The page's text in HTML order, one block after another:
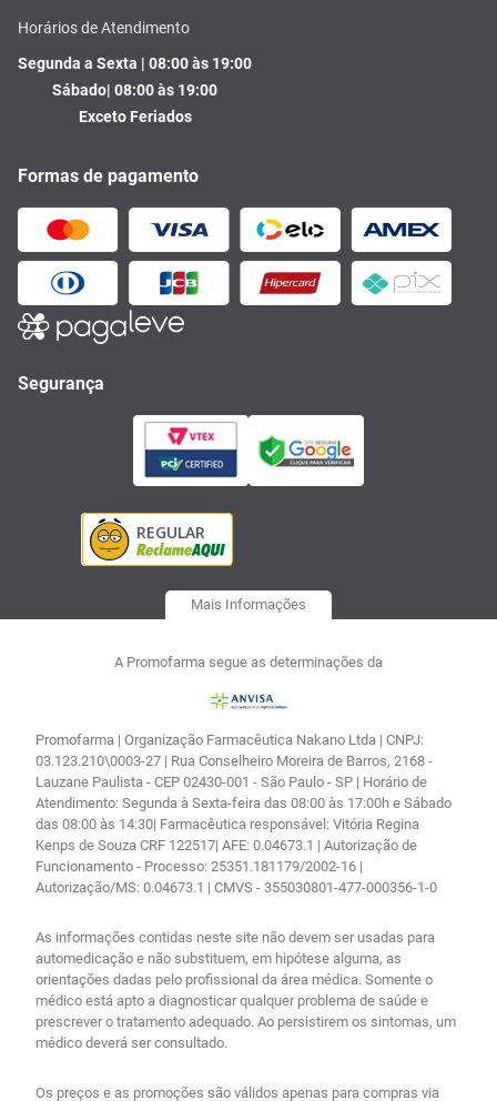
Horários de Atendimento
Segunda a Sexta | 08:00 às 19:00
Sábado| 08:00 às 19:00
Exceto Feriados
Formas de pagamento
Segurança
Mais Informações
A Promofarma segue as determinações da
Promofarma | Organização Farmacêutica Nakano Ltda | CNPJ:
03.123.210\0003-27 | Rua Conselheiro Moreira de Barros, 2168 -
Lauzane Paulista - CEP 02430-001 - São Paulo - SP | Horário de
Atendimento: Segunda à Sexta-feira das 08:00 às 17:00h e Sábado
das 08:00 às 14:30| Farmacêutica responsável: Vitória Regina
Kenps de Souza CRF 122517| AFE: 0.04673.1 | Autorização de
Funcionamento - Processo: 25351.181179/2002-16 |
Autorização/MS: 0.04673.1 | CMVS - 355030801-477-000356-1-0
As informações contidas neste site não devem ser usadas para
automedicação e não substituem, em hipótese alguma, as
orientações dadas pelo profissional da área médica. Somente o
médico está apto a diagnosticar qualquer problema de saúde e
prescrever o tratamento adequado. Ao persistirem os sintomas, um
médico deverá ser consultado.
Os preços e as promoções são válidos apenas para compras via